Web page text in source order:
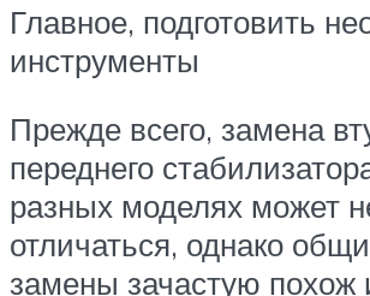
Главное, подготовить
инструменты
Прежде всего, замена
переднего
разных моделях может
отличаться, однако
замены зачастую похож